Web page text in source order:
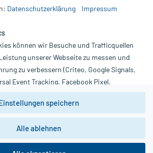
Behandlung durch einen Arzt. Bitte
können. | Diese Webseite benutzt
Sie bitte dazu die wichtigen Hinweise in
Für den Widerruf einer Bestellung
Aktionen und Bewertungen
Datenschutzerklärung Impressum
können wir Besuche und Trafficquellen
unserer Webseite zu messen und
zu verbessern (Criteo, Google Signals,
Event Tracking, Facebook Pixel,
darauf hin, dass die
den Europäischen Anforderungen gem. EU-
und ein Datentransfer in Drittstaaten bzw.
speichern
Alle ablehnen